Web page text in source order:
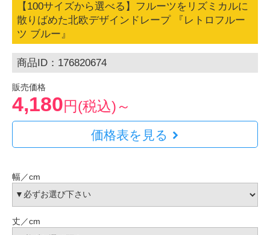
【100サイズから選べる】フルーツをリズミカルに
散りばめた北欧デザインドレープ 『レトロフルー
ツ ブルー』
商品ID：176820674
販売価格
4,180円(税込)～
価格表を見る
幅／cm
丈／cm